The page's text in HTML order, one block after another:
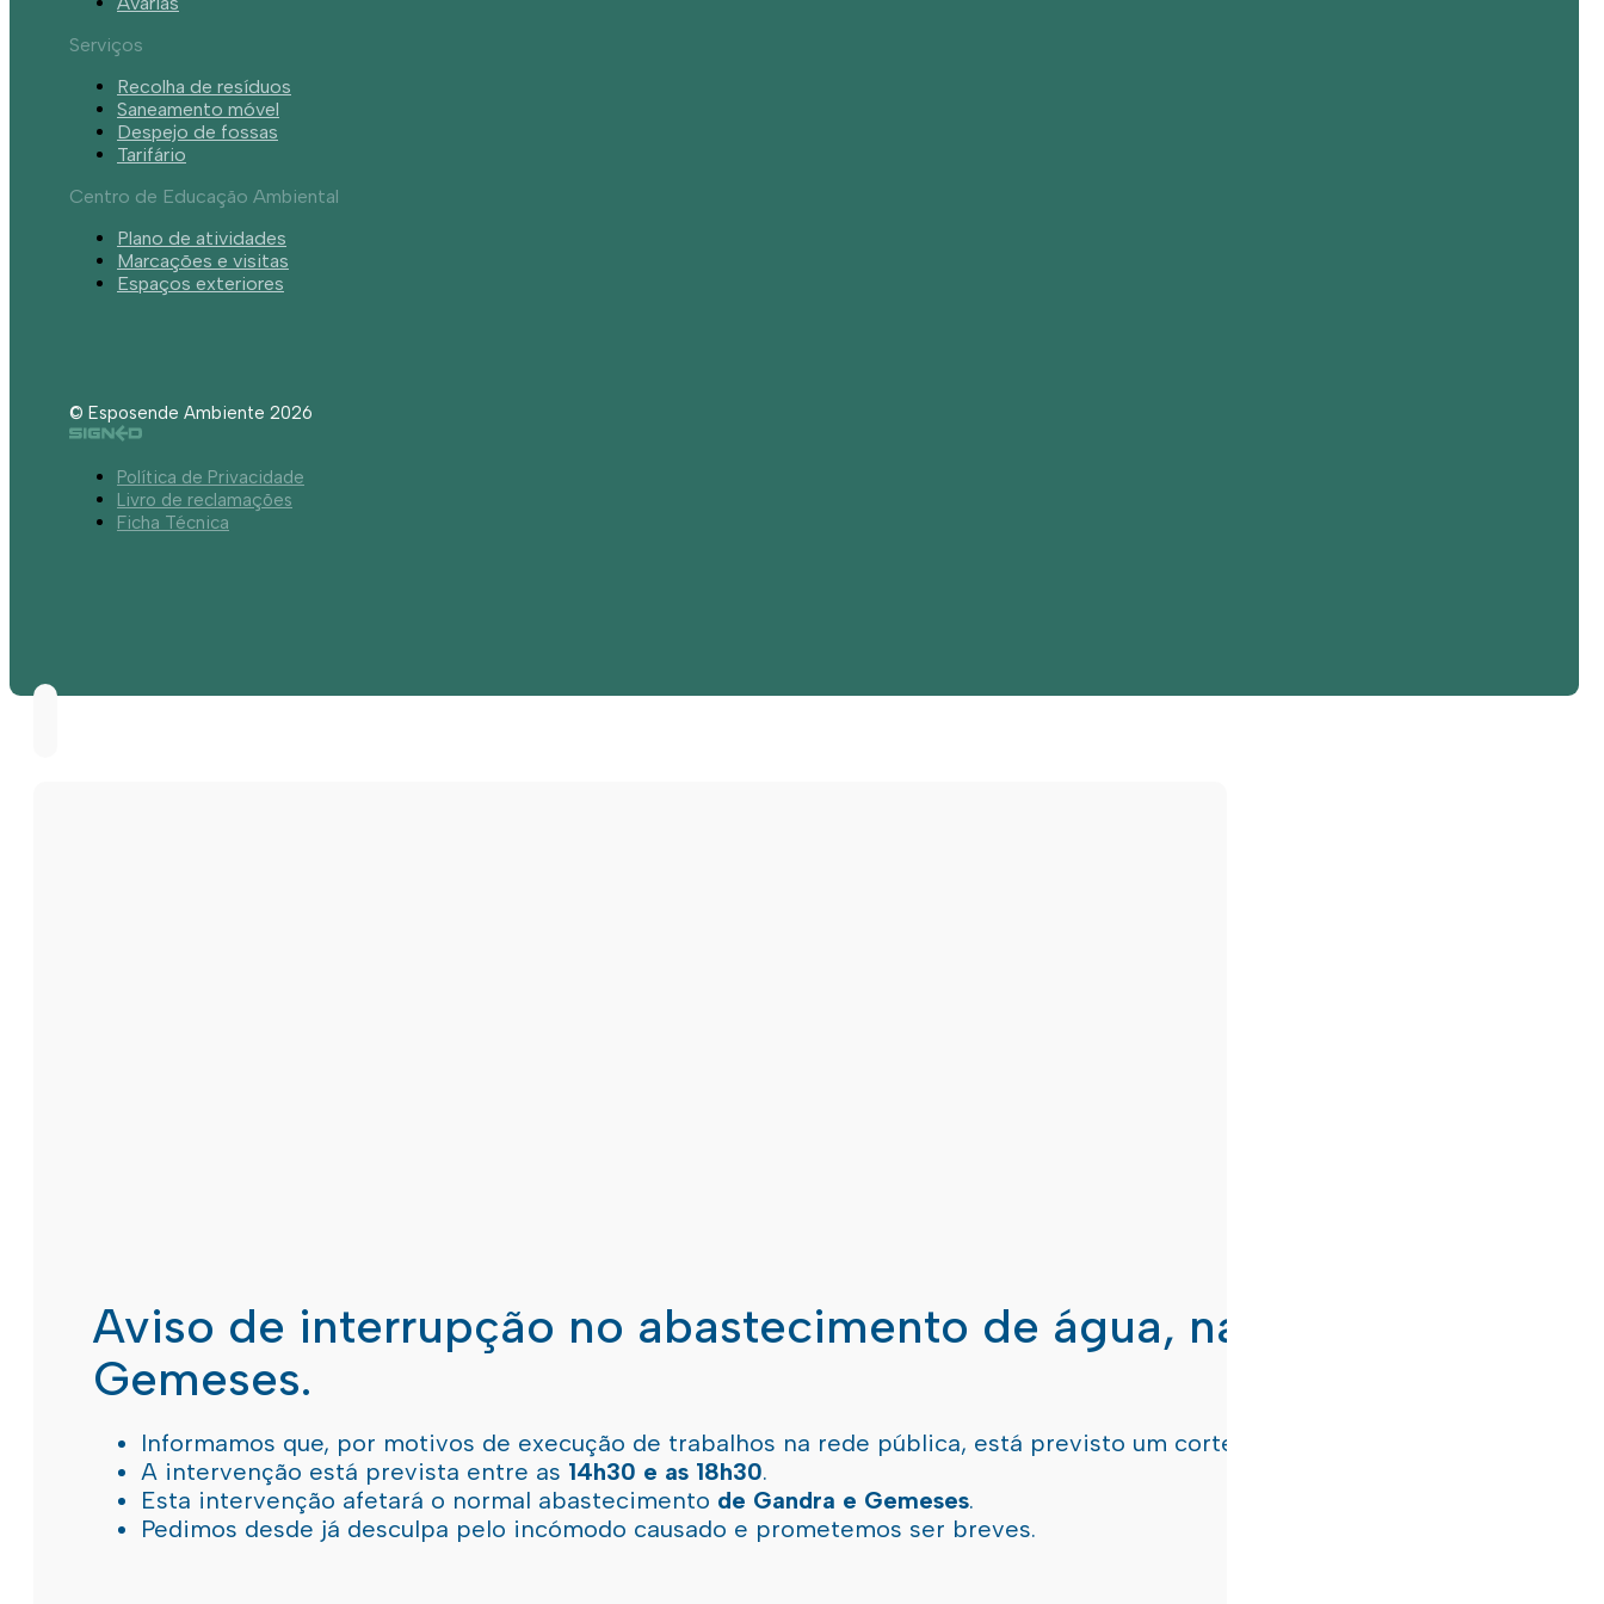
Serviços
Recolha de resíduos
Saneamento móvel
Despejo de fossas
Tarifário
Centro de Educação Ambiental
Plano de atividades
Marcações e visitas
Espaços exteriores
© Esposende Ambiente 2026
Política de Privacidade
Livro de reclamações
Ficha Técnica
Aviso de interrupção no abastecimento de água, nas freguesias de
Gemeses.
Informamos que, por motivos de execução de trabalhos na rede pública, está previsto um corte de água
A intervenção está prevista entre as 14h30 e as 18h30.
Esta intervenção afetará o normal abastecimento de Gandra e Gemeses.
Pedimos desde já desculpa pelo incómodo causado e prometemos ser breves.